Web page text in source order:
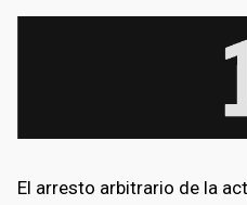
El arresto arbitrario de la